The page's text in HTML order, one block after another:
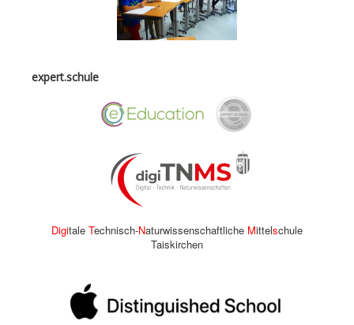
expert.schule
Digitale Technisch-Naturwissenschaftliche Mittelschule
Taiskirchen